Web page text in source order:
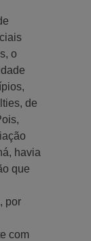
o
de
havia
que
por
com